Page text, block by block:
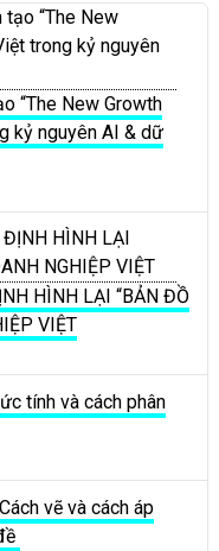
“The New Growth
kỷ nguyên AI & dữ
HÌNH LẠI “BẢN ĐỒ
VIỆT
tính và cách phân
vẽ và cách áp